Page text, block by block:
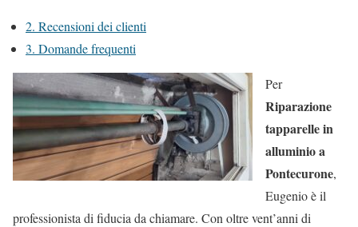
2. Recensioni dei clienti
3. Domande frequenti
Per
Riparazione
tapparelle in
alluminio a
Pontecurone,
Eugenio è il
professionista di fiducia da chiamare. Con oltre vent’anni di